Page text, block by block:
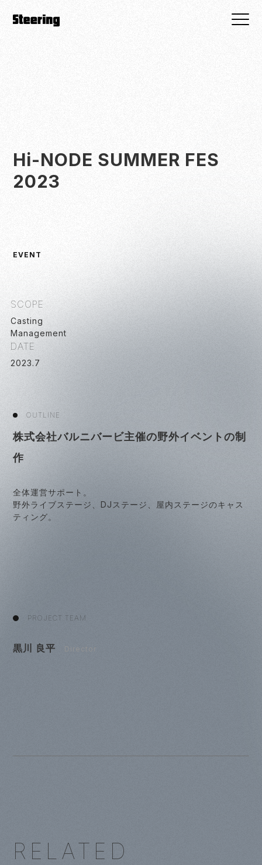
Hi-NODE SUMMER FES
2023
EVENT
SCOPE
Casting
Management
DATE
2023.7
OUTLINE
株式会社バルニバービ主催の野外イベントの制
作
全体運営サポート。
野外ライブステージ、DJステージ、屋内ステージのキャス
ティング。
PROJECT TEAM
黒川 良平 Director
RELATED